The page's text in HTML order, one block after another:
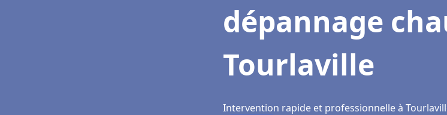
dépannage
Tourlaville
Intervention rapide et professionnelle à